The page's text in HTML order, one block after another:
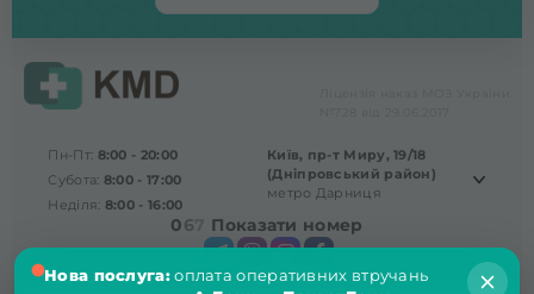
Пн-Пт: 8:00 - 20:00
Субота: 8:00 - 17:00
Неділя: 8:00 - 16:00
06 Показати номер
Київ, пр-т Миру, 19/18
(Дніпровський район)
метро Дарниця
Нова послуга:оплата оперативних втручань